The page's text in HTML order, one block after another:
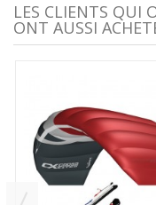
LES CLIENTS QUI
ONT AUSSI